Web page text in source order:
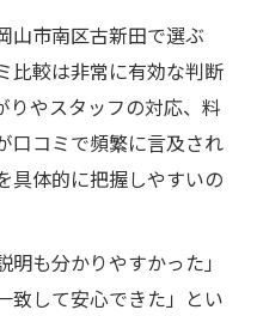
価が高いポイントと
ーニングの特徴を解
コミ比較がカギ
ハウスクリーニング
山市南区古新田で選ぶ
比較は非常に有効な判断
りやスタッフの対応、料
口コミで頻繁に言及され
具体的に把握しやすいの
も分かりやすかった」
致して安心できた」とい